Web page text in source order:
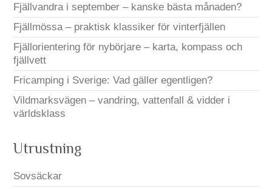
Fjällvandra i september – kanske bästa månaden?
Fjällmössa – praktisk klassiker för vinterfjällen
Fjällorientering för nybörjare – karta, kompass och
fjällvett
Fricamping i Sverige: Vad gäller egentligen?
Vildmarksvägen – vandring, vattenfall & vidder i
världsklass
Utrustning
Sovsäckar